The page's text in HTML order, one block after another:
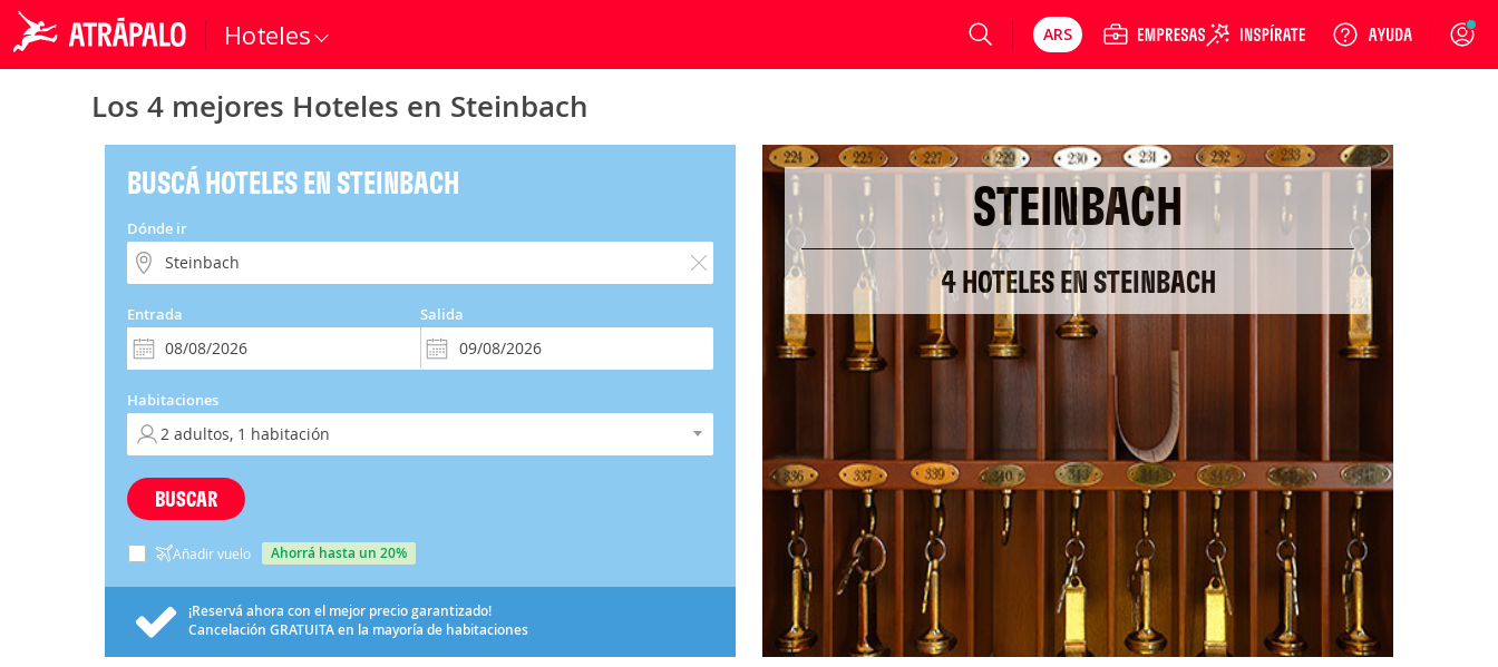
Hoteles Precios enPeso argentino
ARSCambiar moneda Login
Los 4 mejores Hoteles en Steinbach
BUSCÁ HOTELES EN STEINBACH
Dónde ir
Entrada Salida
Habitaciones
BUSCAR
Añadir vuelo ahorrá hasta un 20%
¡Reservá ahora con el mejor precio garantizado!
Cancelación GRATUITAen la mayoría de habitaciones
STEINBACH
4 HOTELES EN STEINBACH